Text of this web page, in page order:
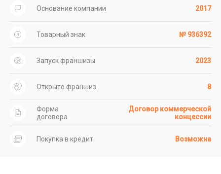
Основание компании 2017
Товарный знак № 936392
Запуск франшизы 2023
Открыто франшиз 8
Форма
договора
Договор коммерческой
концессии
Покупка в кредит Возможна